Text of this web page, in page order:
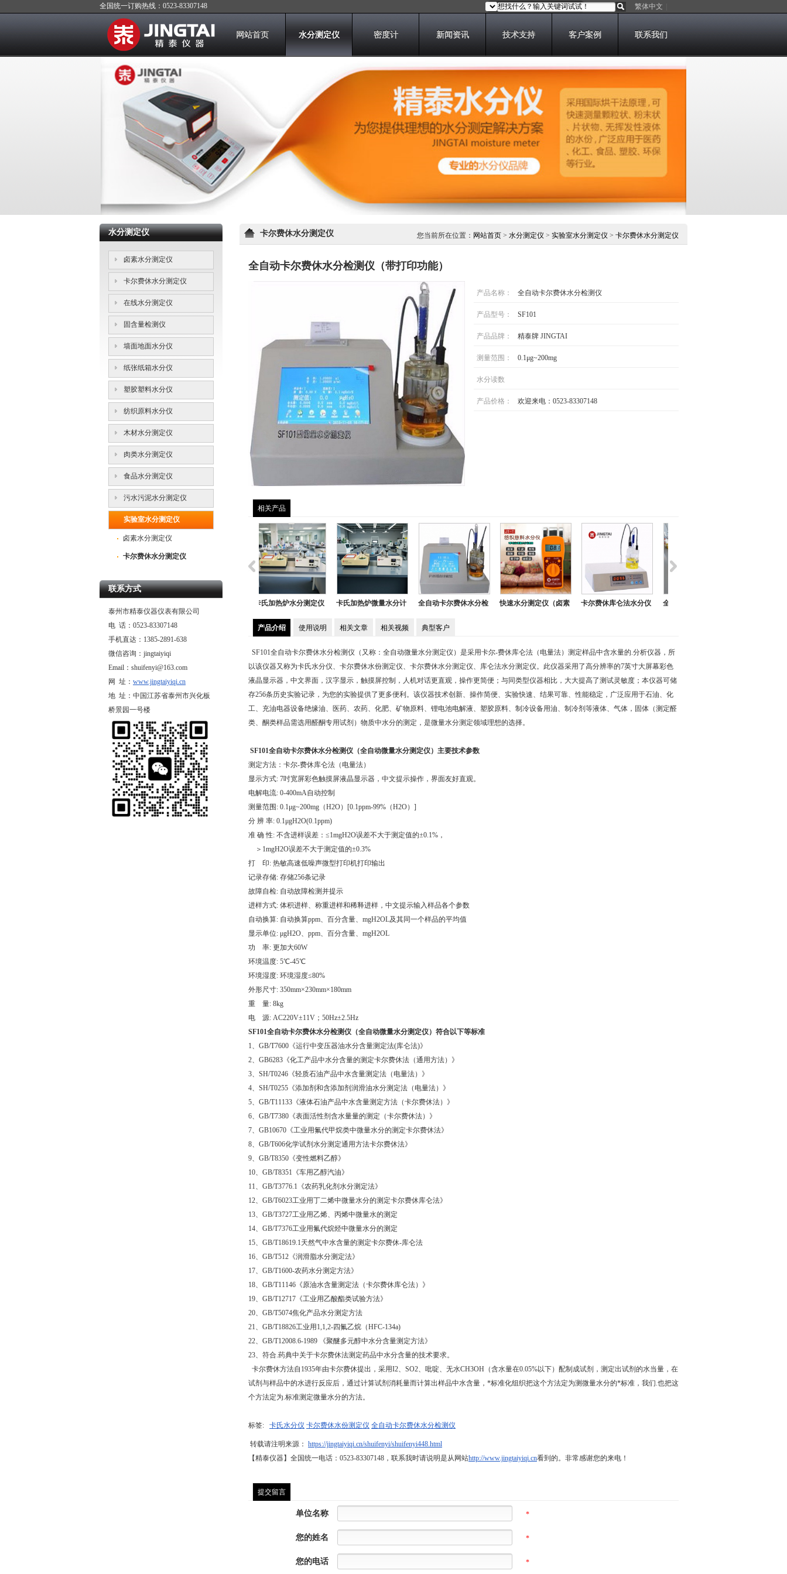
全国统一订购热线：0523-83307148 繁体中文
网站首页 水分测定仪 密度计 新闻资讯 技术支持 客户案例 联系我们
水分测定仪
卤素水分测定仪
卡尔费休水分测定仪
在线水分测定仪
固含量检测仪
墙面地面水分仪
纸张纸箱水分仪
塑胶塑料水分仪
纺织原料水分仪
木材水分测定仪
肉类水分测定仪
食品水分测定仪
污水污泥水分测定仪
实验室水分测定仪
卤素水分测定仪
卡尔费休水分测定仪
联系方式
泰州市精泰仪器仪表有限公司
电 话：0523-83307148
手机直达：1385-2891-638
微信咨询：jingtaiyiqi
Email：shuifenyi@163.com
网 址： www.jingtaiyiqi.cn
地 址：中国江苏省泰州市兴化板
桥景园一号楼
您当前所在位置： 网站首页 > 水分测定仪 > 实验室水分测定仪 > 卡尔费休水分测定仪
卡尔费休水分测定仪
全自动卡尔费休水分检测仪（带打印功能）
产品名称： 全自动卡尔费休水分检测仪
产品型号： SF101
产品品牌： 精泰牌 JINGTAI
测量范围： 0.1μg~200mg
水分读数
产品价格： 欢迎来电：0523-83307148
相关产品
卡氏加热炉微量水分计
全自动卡尔费休水分检
快速水分测定仪（卤素
便携式）
卡尔费休库仑法水分仪
全自动痕量水分分析仪
产品介绍
使用说明 相关文章 相关视频 典型客户
SF101全自动卡尔费休水分检测仪（又称：全自动微量水分测定仪）是采用卡尔-费休库仑法（电量法）测定样品中含水量的.分析仪器，所
以该仪器又称为卡氏水分仪、卡尔费休水份测定仪、卡尔费休水分测定仪、库仑法水分测定仪。此仪器采用了高分辨率的7英寸大屏幕彩色
液晶显示器，中文界面，汉字显示，触摸屏控制，人机对话更直观，操作更简便；与同类型仪器相比，大大提高了测试灵敏度；本仪器可储
存256条历史实验记录，为您的实验提供了更多便利。该仪器技术创新、操作简便、实验快速、结果可靠、性能稳定，广泛应用于石油、化
工、充油电器设备绝缘油、医药、农药、化肥、矿物原料、锂电池电解液、塑胶原料、制冷设备用油、制冷剂等液体、气体，固体（测定醛
类、酮类样品需选用醛酮专用试剂）物质中水分的测定，是微量水分测定领域理想的选择。
SF101全自动卡尔费休水分检测仪（全自动微量水分测定仪）主要技术参数
测定方法：卡尔-费休库仑法（电量法）
显示方式: 7吋宽屏彩色触摸屏液晶显示器，中文提示操作，界面友好直观。
电解电流: 0-400mA自动控制
测量范围: 0.1μg~200mg（H2O）[0.1ppm-99%（H2O）]
分 辨 率: 0.1μgH2O(0.1ppm)
准 确 性: 不含进样误差：≤1mgH2O误差不大于测定值的±0.1%，
＞1mgH2O误差不大于测定值的±0.3%
打 印: 热敏高速低噪声微型打印机打印输出
记录存储: 存储256条记录
故障自检: 自动故障检测并提示
进样方式: 体积进样、称重进样和稀释进样，中文提示输入样品各个参数
自动换算: 自动换算ppm、百分含量、mgH2OL及其同一个样品的平均值
显示单位: μgH2O、ppm、百分含量、mgH2OL
功 率: 更加大60W
环境温度: 5℃-45℃
环境湿度: 环境湿度≤80%
外形尺寸: 350mm×230mm×180mm
重 量: 8kg
电 源: AC220V±11V；50Hz±2.5Hz
SF101全自动卡尔费休水分检测仪（全自动微量水分测定仪）符合以下等标准
1、GB/T7600《运行中变压器油水分含量测定法(库仑法)》
2、GB6283《化工产品中水分含量的测定卡尔费休法（通用方法）》
3、SH/T0246《轻质石油产品中水含量测定法（电量法）》
4、SH/T0255《添加剂和含添加剂润滑油水分测定法（电量法）》
5、GB/T11133《液体石油产品中水含量测定方法（卡尔费休法）》
6、GB/T7380《表面活性剂含水量量的测定（卡尔费休法）》
7、GB10670《工业用氟代甲烷类中微量水分的测定卡尔费休法》
8、GB/T606化学试剂水分测定通用方法卡尔费休法》
9、GB/T8350《变性燃料乙醇》
10、GB/T8351《车用乙醇汽油》
11、GB/T3776.1《农药乳化剂水分测定法》
12、GB/T6023工业用丁二烯中微量水分的测定卡尔费休库仑法》
13、GB/T3727工业用乙烯、丙烯中微量水的测定
14、GB/T7376工业用氟代烷烃中微量水分的测定
15、GB/T18619.1天然气中水含量的测定卡尔费休-库仑法
16、GB/T512《润滑脂水分测定法》
17、GB/T1600-农药水分测定方法》
18、GB/T11146《原油水含量测定法（卡尔费休库仑法）》
19、GB/T12717《工业用乙酸酯类试验方法》
20、GB/T5074焦化产品水分测定方法
21、GB/T18826工业用1,1,2-四氟乙烷（HFC-134a)
22、GB/T12008.6-1989 《聚醚多元醇中水分含量测定方法》
23、符合.药典中关于卡尔费休法测定药品中水分含量的技术要求。
卡尔费休方法自1935年由卡尔费休提出，采用I2、SO2、吡啶、无水CH3OH（含水量在0.05%以下）配制成试剂，测定出试剂的水当量，在
试剂与样品中的水进行反应后，通过计算试剂消耗量而计算出样品中水含量，*标准化组织把这个方法定为测微量水分的*标准，我们.也把这
个方法定为.标准测定微量水分的方法。
标签: 卡氏水分仪 卡尔费休水份测定仪 全自动卡尔费休水分检测仪
转载请注明来源： https://jingtaiyiqi.cn/shuifenyi/shuifenyi448.html
【精泰仪器】全国统一电话：0523-83307148，联系我时请说明是从网站http://www.jingtaiyiqi.cn看到的。非常感谢您的来电！
提交留言
单位名称 *
您的姓名 *
您的电话 *